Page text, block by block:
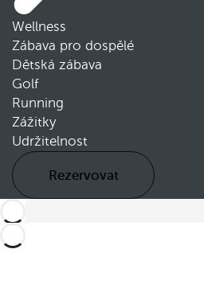
Wellness
Zábava pro dospělé
Dětská zábava
Golf
Running
Zážitky
Udržitelnost
Rezervovat